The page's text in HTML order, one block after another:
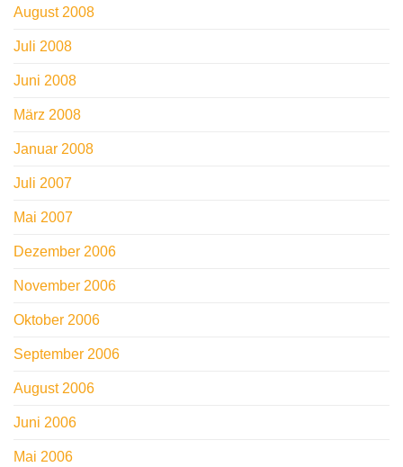
August 2008
Juli 2008
Juni 2008
März 2008
Januar 2008
Juli 2007
Mai 2007
Dezember 2006
November 2006
Oktober 2006
September 2006
August 2006
Juni 2006
Mai 2006